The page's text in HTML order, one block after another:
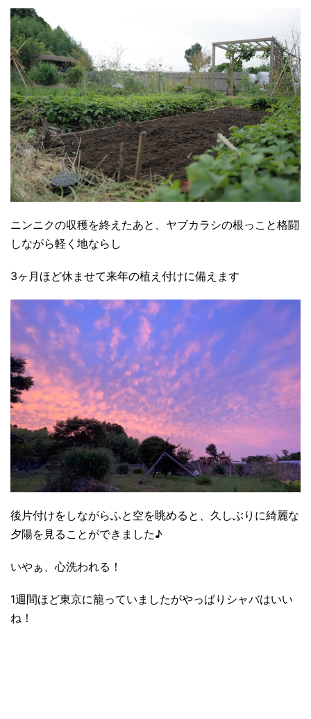
ニンニクの収穫を終えたあと、ヤブカラシの根っこと格闘
しながら軽く地ならし
3ヶ月ほど休ませて来年の植え付けに備えます
後片付けをしながらふと空を眺めると、久しぶりに綺麗な
夕陽を見ることができました♪
いやぁ、心洗われる！
1週間ほど東京に籠っていましたがやっぱりシャバはいい
ね！